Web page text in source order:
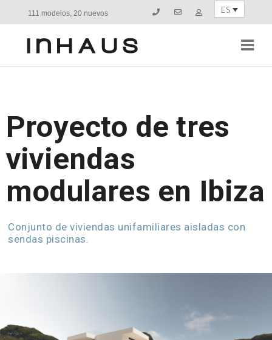
111 modelos, 20 nuevos ES
Proyecto de tres
viviendas
modulares en Ibiza
Conjunto de viviendas unifamiliares aisladas con
sendas piscinas.